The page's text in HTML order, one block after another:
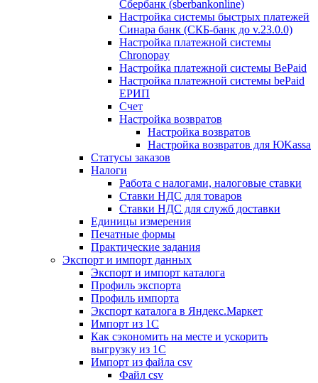
Сбербанк (sberbankonline)
Настройка системы быстрых платежей
Синара банк (СКБ-банк до v.23.0.0)
Настройка платежной системы
Chronopay
Настройка платежной системы BePaid
Настройка платежной системы bePaid
ЕРИП
Счет
Настройка возвратов
Настройка возвратов
Настройка возвратов для ЮKassa
Статусы заказов
Налоги
Работа с налогами, налоговые ставки
Ставки НДС для товаров
Ставки НДС для служб доставки
Единицы измерения
Печатные формы
Практические задания
Экспорт и импорт данных
Экспорт и импорт каталога
Профиль экспорта
Профиль импорта
Экспорт каталога в Яндекс.Маркет
Импорт из 1С
Как сэкономить на месте и ускорить
выгрузку из 1С
Импорт из файла csv
Файл csv